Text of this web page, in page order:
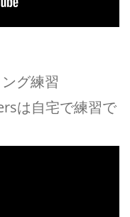
グ練習
は自宅で練習で